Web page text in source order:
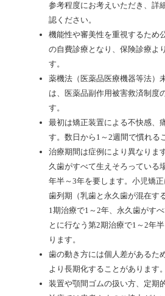
参考程度にお考えいただき、詳
認ください。
機能性や審美性を重視するため
の自費診療となり、保険診療よ
す。
薬機法（医薬品医療機器等法）
は、医薬品副作用被害救済制度
す。
最初は矯正装置による不快感、
す。数日から1～2週間で慣れる
治療期間は症例により異なりま
久歯がすべて生えそろっている
年半～3年を要します。小児矯
歯列期（乳歯と永久歯が混在す
1期治療で1～2年、永久歯がす
とに行なう第2期治療で1～2年
ります。
歯の動き方には個人差があるた
より長期化することがあります。
装置や顎間ゴムの扱い方、定期